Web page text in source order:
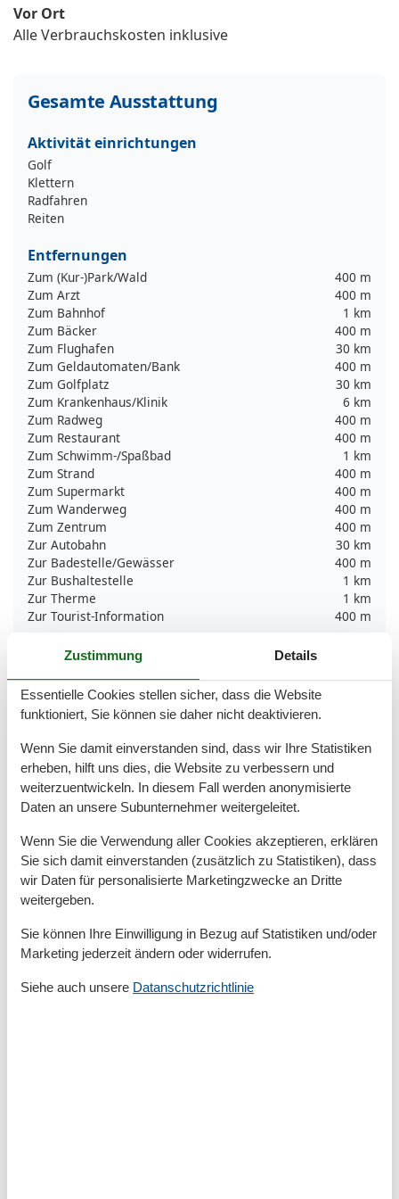
Vor Ort
Alle Verbrauchskosten inklusive
Gesamte Ausstattung
Aktivität einrichtungen
Golf
Klettern
Radfahren
Reiten
Entfernungen
Zum (Kur-)Park/Wald
400 m
Zum Arzt
400 m
Zum Bahnhof
1 km
Zum Bäcker
400 m
Zum Flughafen
30 km
Zum Geldautomaten/Bank
400 m
Zum Golfplatz
30 km
Zum Krankenhaus/Klinik
6 km
Zum Radweg
400 m
Zum Restaurant
400 m
Zum Schwimm-/Spaßbad
1 km
Zum Strand
400 m
Zum Supermarkt
400 m
Zum Wanderweg
400 m
Zum Zentrum
400 m
Zur Autobahn
30 km
Zur Badestelle/Gewässer
400 m
Zur Bushaltestelle
1 km
Zur Therme
1 km
Zur Tourist-Information
400 m
Grundeinrichtungen
Größe
Kinder einrichtungen
Serviceeinrichtungen
Backofen
Balkon
Doppelbett
Dusche/WC
Einzelbett
Fliesen-/Marmorboden
Getrennt stehende Betten
Gäste-WC
Haustiere erlaubt oder auf Anfrage
Zustimmung Details
Essentielle Cookies stellen sicher, dass die Website
funktioniert, Sie können sie daher nicht deaktivieren.
Wenn Sie damit einverstanden sind, dass wir Ihre Statistiken
erheben, hilft uns dies, die Website zu verbessern und
weiterzuentwickeln. In diesem Fall werden anonymisierte
Daten an unsere Subunternehmer weitergeleitet.
Wenn Sie die Verwendung aller Cookies akzeptieren, erklären
Sie sich damit einverstanden (zusätzlich zu Statistiken), dass
wir Daten für personalisierte Marketingzwecke an Dritte
weitergeben.
Sie können Ihre Einwilligung in Bezug auf Statistiken und/oder
Marketing jederzeit ändern oder widerrufen.
Siehe auch unsere Datanschutzrichtlinie